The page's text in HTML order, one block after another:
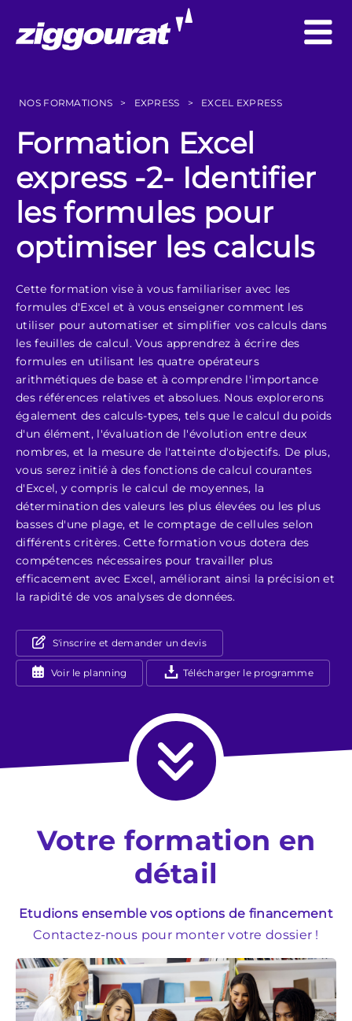
NOS FORMATIONS > EXPRESS > EXCEL EXPRESS
Formation Excel
express -2- Identifier
les formules pour
optimiser les calculs
Cette formation vise à vous familiariser avec les
formules d'Excel et à vous enseigner comment les
utiliser pour automatiser et simplifier vos calculs dans
les feuilles de calcul. Vous apprendrez à écrire des
formules en utilisant les quatre opérateurs
arithmétiques de base et à comprendre l'importance
des références relatives et absolues. Nous explorerons
également des calculs-types, tels que le calcul du poids
d'un élément, l'évaluation de l'évolution entre deux
nombres, et la mesure de l'atteinte d'objectifs. De plus,
vous serez initié à des fonctions de calcul courantes
d'Excel, y compris le calcul de moyennes, la
détermination des valeurs les plus élevées ou les plus
basses d'une plage, et le comptage de cellules selon
différents critères. Cette formation vous dotera des
compétences nécessaires pour travailler plus
efficacement avec Excel, améliorant ainsi la précision et
la rapidité de vos analyses de données.
S'inscrire et demander un devis
Voir le planning Télécharger le programme
Votre formation en
détail
Etudions ensemble vos options de financement
Contactez-nous pour monter votre dossier !